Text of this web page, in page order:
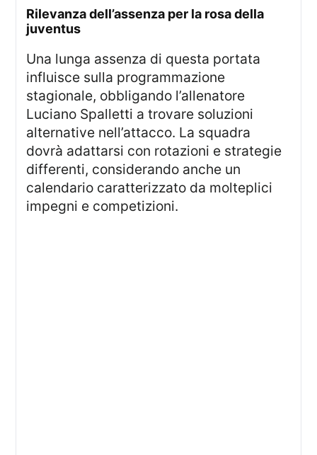
rilevanza dell’assenza per la rosa della
juventus
Una lunga assenza di questa portata
influisce sulla programmazione
stagionale, obbligando l’allenatore
Luciano Spalletti a trovare soluzioni
alternative nell’attacco. La squadra
dovrà adattarsi con rotazioni e strategie
differenti, considerando anche un
calendario caratterizzato da molteplici
impegni e competizioni.